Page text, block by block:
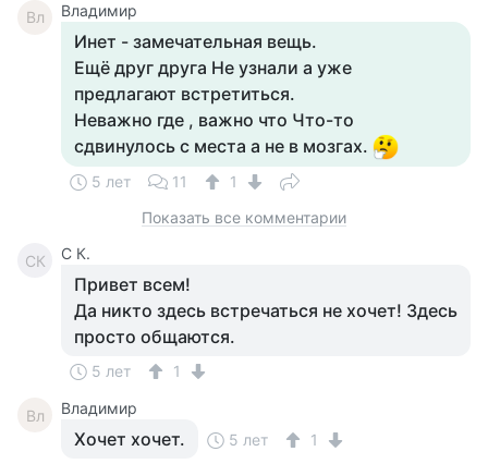
Вл Владимир
Инет - замечательная вещь.
Ещё друг друга Не узнали а уже
предлагают встретиться.
Неважно где , важно что Что-то
сдвинулось с места а не в мозгах.
5 лет 11
1
Показать все комментарии
СК С К.
Привет всем!
Да никто здесь встречаться не хочет! Здесь
просто общаются.
5 лет 1
Вл Владимир
Хочет хочет. 5 лет 1